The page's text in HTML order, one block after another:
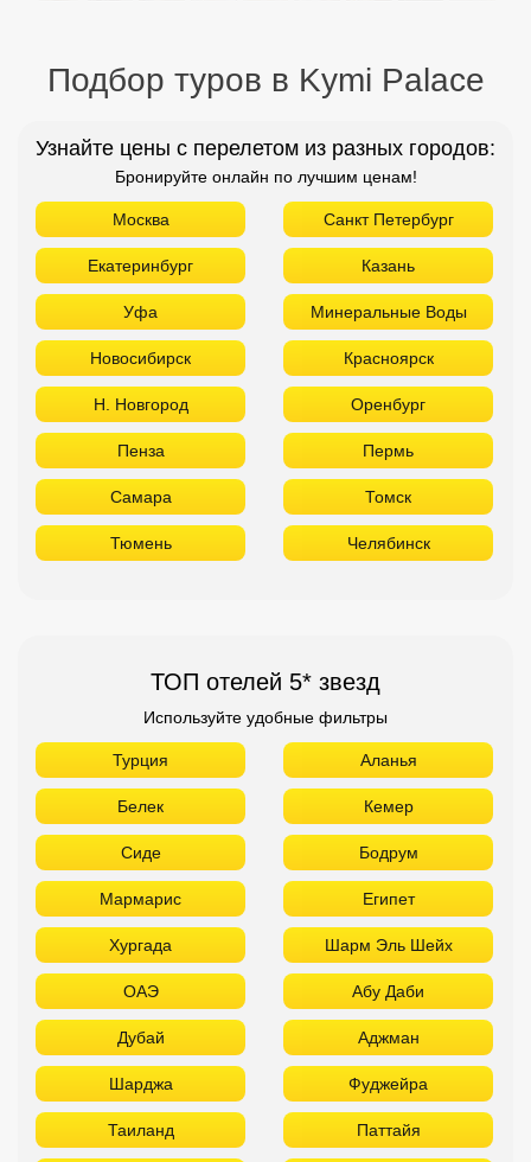
Уфа Минеральные Воды
Н. Новгород Оренбург
Пенза Пермь
Самара Томск
Тюмень Челябинск
ТОП отелей 5* звезд
Используйте удобные фильтры
Турция Аланья
Хургада Шарм Эль Шейх
ОАЭ Абу Даби
Дубай Аджман
Шарджа Фуджейра
Таиланд Паттайя
Самуй Краби
Као Лак Пхукет
Вьетнам Нячанг
Фантьет Фукуок
Шри Ланка Куба